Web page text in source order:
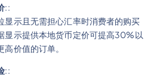
::
显示且无需担心汇率时消费者的购买
显示提供本地货币定价可提高30%以
高价值的订单。
::